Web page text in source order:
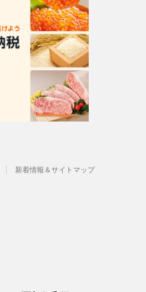
新着情報＆サイトマップ